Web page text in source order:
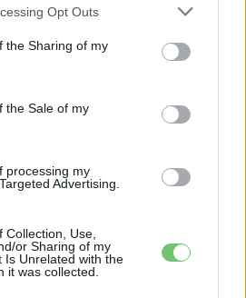
Opt Outs
the Sharing of my
the Sale of my
processing my
Advertising.
Use,
or Sharing of my
Is Unrelated with the
it was collected.
hat szabadalommal készül a
– kiderült az ár és a
a régi árazás a magyar